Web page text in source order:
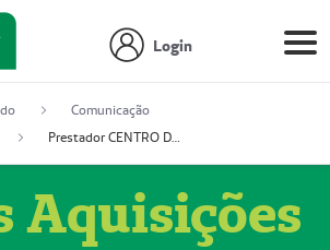
Login
Comunicação
Prestador CENTRO DE ONCOLOGIA
Aquisições